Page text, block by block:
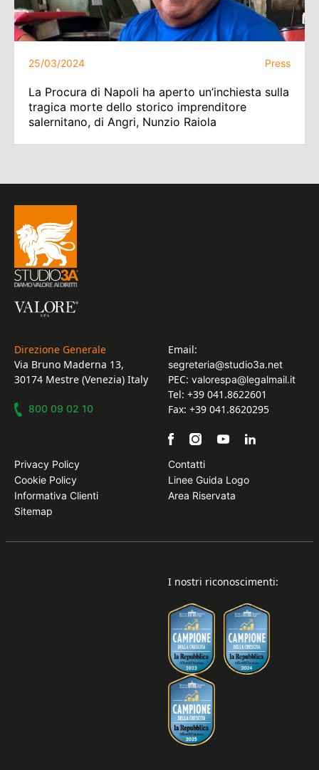
25/03/2024 Press
La Procura di Napoli ha aperto un’inchiesta sulla
tragica morte dello storico imprenditore
salernitano, di Angri, Nunzio Raiola
Direzione Generale
Via Bruno Maderna 13,
30174 Mestre (Venezia) Italy
800 09 02 10
Email:
segreteria@studio3a.net
PEC: valorespa@legalmail.it
Tel: +39 041.8622601
Fax: +39 041.8620295
Privacy Policy
Cookie Policy
Informativa Clienti
Sitemap
Contatti
Linee Guida Logo
Area Riservata
I nostri riconoscimenti: